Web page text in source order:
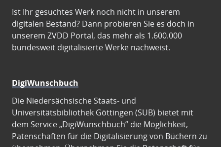
Ist Ihr gesuchtes Werk noch nicht in unserem
digitalen Bestand? Dann probieren Sie es doch in
unserem ZVDD Portal, das mehr als 1.600.000
bundesweit digitalisierte Werke nachweist.
DigiWunschbuch
Die Niedersächsische Staats- und
Universitätsbibliothek Göttingen (SUB) bietet mit
dem Service „DigiWunschbuch” die Möglichkeit,
Patenschaften für die Digitalisierung von Büchern zu